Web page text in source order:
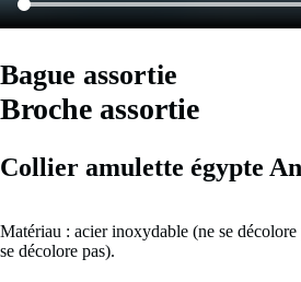
Bague assortie
Broche assortie
Collier amulette égypte
Matériau : acier inoxydable (ne se décolore
se décolore pas).